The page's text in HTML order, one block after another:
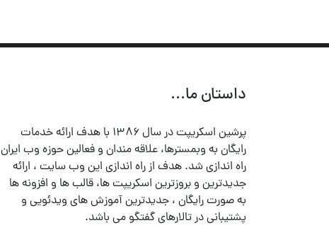
داستان ما...
پرشین اسکریپت در سال ۱۳۸۶ با هدف ارائه خدمات
رایگان به وبمسترها، علاقه مندان و فعالین حوزه وب ایران
راه اندازی شد. هدف از راه اندازی این وب سایت ، ارائه
جدیدترین و بروزترین اسکریپت ها، قالب ها و افزونه ها
به صورت رایگان ، جدیدترین آموزش های ویدئویی و
پشتیبانی در تالارهای گفتگو می باشد.